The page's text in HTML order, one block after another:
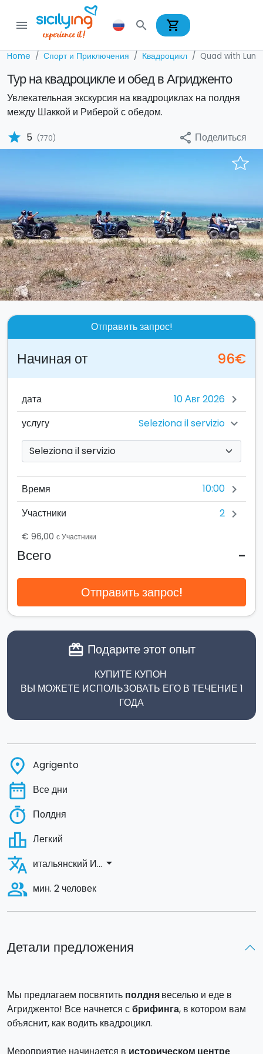
menu search shopping_cart
Home Спорт и Приключения Квадроцикл Quad with
Тур на квадроцикле и обед в Агридженто
Увлекательная экскурсия на квадроциклах на полдня
между Шаккой и Риберой с обедом.
star 5 (770) share Поделиться
Previous Next
Детали предложения
Мы предлагаем посвятить полднявеселью и еде в
Агридженто! Все начнется сбрифинга, в котором вам
объяснит, как водить квадроцикл.
Отправить запрос!
Начиная от 96€
дата chevron_right
услугу Seleziona il servizio chevron_right
Время 10:00 chevron_right
Участники 2 chevron_right
€ 96,00 с Участники
Всего -
Отправить запрос!
card_giftcard Подарите этот опыт
КУПИТЕ КУПОН
ВЫ МОЖЕТЕ ИСПОЛЬЗОВАТЬ ЕГО В ТЕЧЕНИЕ 1
ГОДА
place Agrigento
date_range Все дни
timer Полдня
leaderboard Легкий
translate итальянский И... arrow_drop_down
people_alt мин. 2 человек